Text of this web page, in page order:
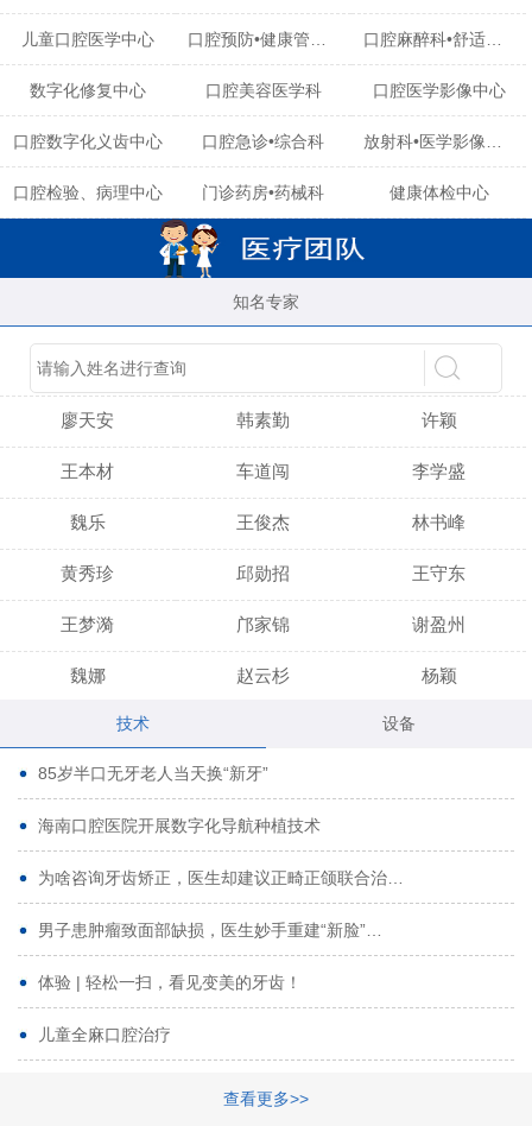
儿童口腔医学中心 口腔麻醉科•舒适化诊疗中心
数字化修复中心 口腔美容医学科 口腔医学影像中心
口腔数字化义齿中心 口腔急诊•综合科
口腔检验、病理中心 门诊药房•药械科 健康体检中心
知名专家
陈育玲 吴晓桃
廖天安 韩素勤 许颖
王本材 车道闯 李学盛
魏乐 王俊杰 林书峰
黄秀珍 邱勋招 王守东
王梦漪 邝家锦 谢盈州
魏娜 赵云杉 杨颖
黄启龙
代艳虹 林芳诚
曹香林 姜炳华
姚宗将 梁春晓
林夏羽 颜晶
路娜 商晔
周碧玲
技术 设备
85岁半口无牙老人当天换“新牙”
海南口腔医院开展数字化导航种植技术
为啥咨询牙齿矫正，医生却建议正畸正颌联合治…
男子患肿瘤致面部缺损，医生妙手重建“新脸”…
体验 | 轻松一扫，看见变美的牙齿！
儿童全麻口腔治疗
查看更多>>